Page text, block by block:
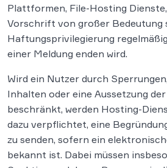
Plattformen, File-Hosting
Vorschrift von großer Bedeutung
Haftungsprivilegierung
einer Meldung enden wird.
Wird ein Nutzer durch
Inhalten oder eine Aussetzung
beschränkt, werden Hosting-
dazu verpflichtet, eine
zu senden, sofern ein
bekannt ist. Dabei müssen